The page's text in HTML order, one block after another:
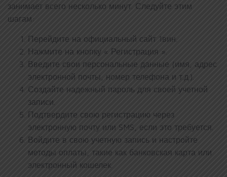
занимает всего несколько минут. Следуйте этим
шагам:
Перейдите на официальный сайт 1вин.
Нажмите на кнопку « Регистрация ».
Введите свои персональные данные (имя, адрес
электронной почты, номер телефона и т.д.).
Создайте надежный пароль для своей учетной
записи.
Подтвердите свою регистрацию через
электронную почту или SMS, если это требуется.
Войдите в свою учетную запись и настройте
методы оплаты, такие как банковская карта или
электронный кошелек.